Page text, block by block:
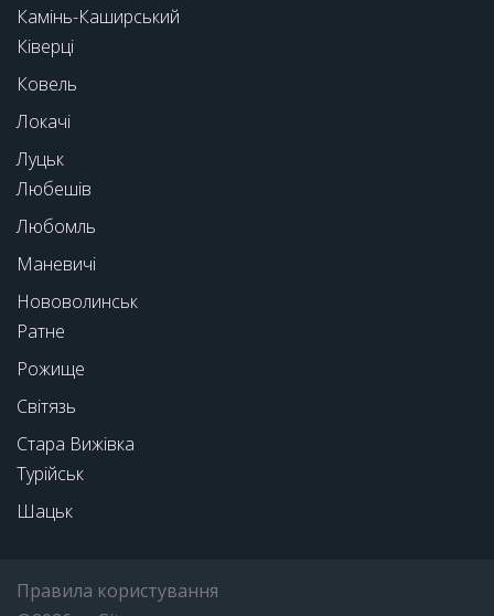
Камінь-Каширський
Ківерці
Ковель
Локачі
Луцьк
Любешів
Любомль
Маневичі
Нововолинськ
Ратне
Рожище
Світязь
Стара Вижівка
Турійськ
Шацьк
Правила користування